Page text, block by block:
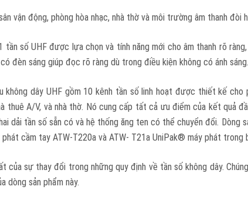
động, phòng hòa nhạc, nhà thờ và môi trường âm thanh đòi
số UHF được lựa chọn và tính năng mới cho âm thanh rõ
đèn sáng giúp đọc rõ ràng dù trong điều kiện không có ánh sáng.
dây UHF gồm 10 kênh tần số linh hoạt được thiết kế cho
A/V, và nhà thờ. Nó cung cấp tất cả ưu điểm của kết quả
dải tần số sẵn có và hệ thống ăng ten có thể chuyển đổi. Dòng
cầm tay ATW-T220a và ATW- T21a UniPak® máy phát trong
sự thay đổi trong những quy định về tần số không dây.
dòng sản phẩm này.